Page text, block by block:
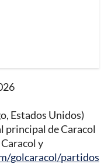
Estados Unidos)
principal de Caracol
y
golcaracol/partidos